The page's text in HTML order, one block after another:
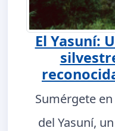
El Yasuní:
Sumérgete
del Yasuní,